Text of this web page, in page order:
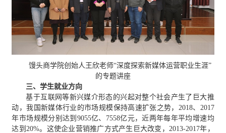
馒头商学院创始人王欣老师“深度探索新媒体运营职业生涯”
的专题讲座
三、学生就业方向
基于互联网等新兴媒介形态的兴起对整个社会产生了巨大推
动，我国新媒体行业的市场规模保持高速扩张之势，2018、2017
年市场规模分别达到9055亿、7558亿元，近两年每年平均增速均
达到20%。这使企业营销推广方式产生巨大改变，2013-2017年，